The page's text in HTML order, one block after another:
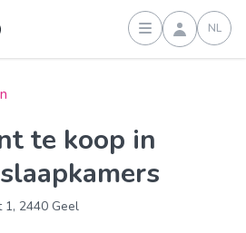
Inloggen
NL
1, 2440 Geel